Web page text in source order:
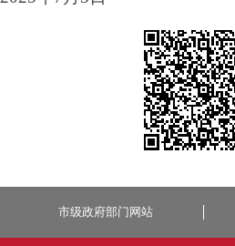
市级政府部门网站